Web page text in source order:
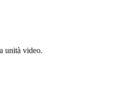
unità video.